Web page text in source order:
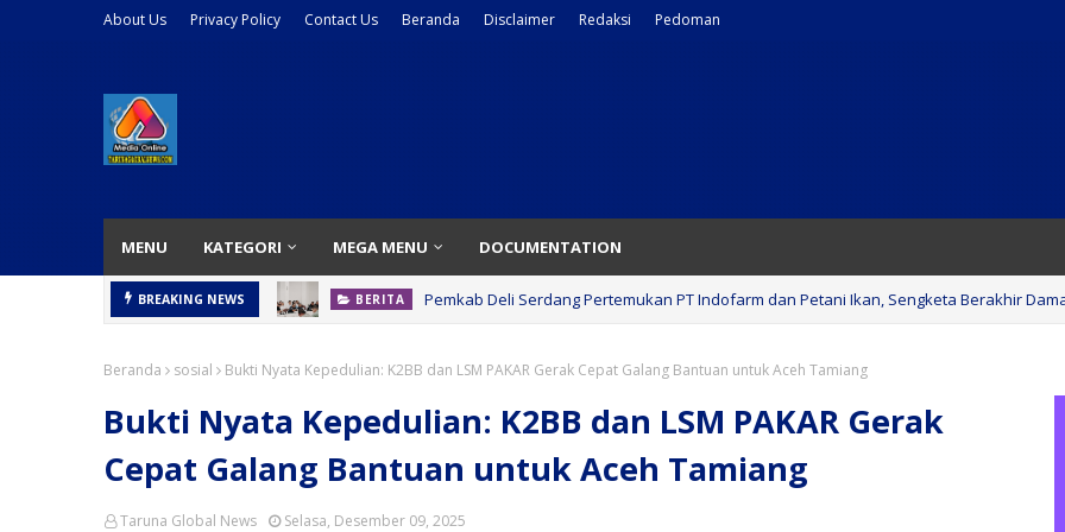
About Us Privacy Policy Contact Us Beranda Disclaimer Redaksi Pedoman
MENU KATEGORI MEGA MENU DOCUMENTATION
BREAKING NEWS BERITA Pemkab Deli Serdang Pertemukan PT Indofarm dan Petani Ikan, Sengketa Berakhir
Beranda sosial Bukti Nyata Kepedulian: K2BB dan LSM PAKAR Gerak Cepat Galang Bantuan untuk Aceh Tamiang
Bukti Nyata Kepedulian: K2BB dan LSM PAKAR Gerak
Cepat Galang Bantuan untuk Aceh Tamiang
Taruna Global News Selasa, Desember 09, 2025